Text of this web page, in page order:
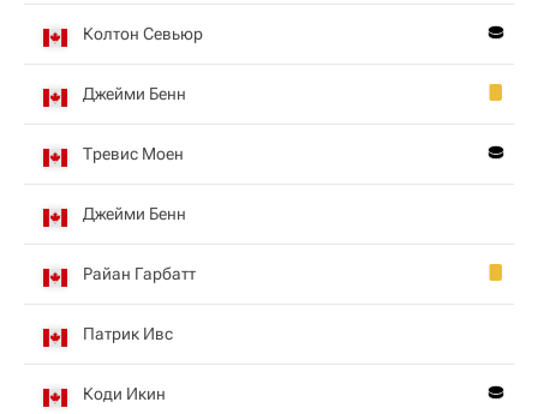
Колтон Севьюр
Джейми Бенн
Тревис Моен
Джейми Бенн
Райан Гарбатт
Патрик Ивс
Коди Икин